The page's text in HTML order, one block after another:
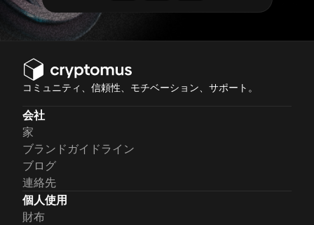
コミュニティ、信頼性、モチベーション、サポート。
会社
家
ブランドガイドライン
ブログ
連絡先
個人使用
財布